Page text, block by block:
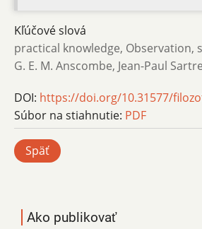
Kľúčové slová
practical knowledge, Observation,
G. E. M. Anscombe, Jean-Paul
DOI: https://doi.org/10.31577/
Súbor na stiahnutie: PDF
Späť
Ako publikovať